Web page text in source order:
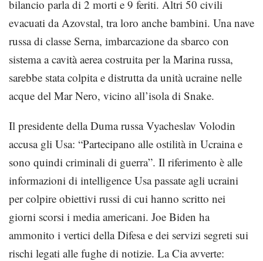
bilancio parla di 2 morti e 9 feriti. Altri 50 civili
evacuati da Azovstal, tra loro anche bambini. Una nave
russa di classe Serna, imbarcazione da sbarco con
sistema a cavità aerea costruita per la Marina russa,
sarebbe stata colpita e distrutta da unità ucraine nelle
acque del Mar Nero, vicino all’isola di Snake.
Il presidente della Duma russa Vyacheslav Volodin
accusa gli Usa: “Partecipano alle ostilità in Ucraina e
sono quindi criminali di guerra”. Il riferimento è alle
informazioni di intelligence Usa passate agli ucraini
per colpire obiettivi russi di cui hanno scritto nei
giorni scorsi i media americani. Joe Biden ha
ammonito i vertici della Difesa e dei servizi segreti sui
rischi legati alle fughe di notizie. La Cia avverte: